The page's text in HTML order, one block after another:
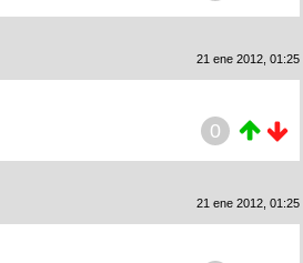
21 ene 2012, 01:25
0
21 ene 2012, 01:25